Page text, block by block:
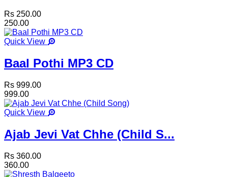
Rs 250.00
250.00
Quick View
Baal Pothi MP3 CD
Rs 999.00
999.00
Quick View
Ajab Jevi Vat Chhe (Child S...
Rs 360.00
360.00